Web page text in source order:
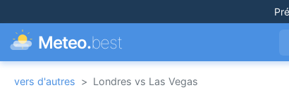
Meteo.best
vers d'autres > Londres vs Las Vegas